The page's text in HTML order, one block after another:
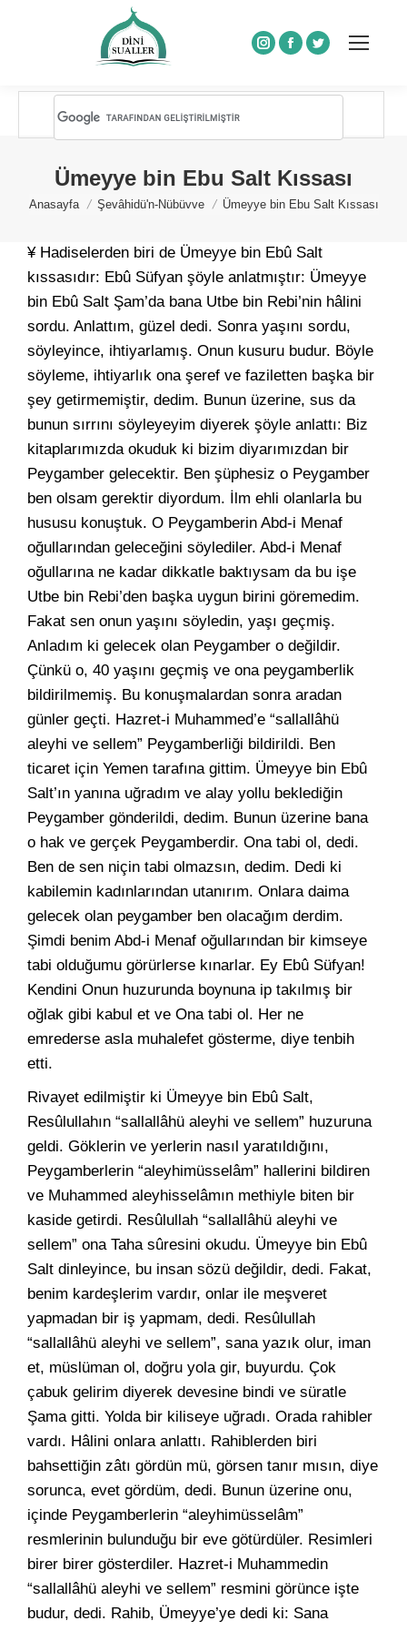
Instagram
Facebook
Twitter
Ümeyye bin Ebu Salt Kıssası
You are here:
Anasayfa Şevâhidü'n-Nübüvve Ümeyye bin Ebu Salt Kıssası
¥ Hadiselerden biri de Ümeyye bin Ebû Salt
kıssasıdır: Ebû Süfyan şöyle anlatmıştır: Ümeyye
bin Ebû Salt Şam’da bana Utbe bin Rebi’nin hâlini
sordu. Anlattım, güzel dedi. Sonra yaşını sordu,
söyleyince, ihtiyarlamış. Onun kusuru budur. Böyle
söyleme, ihtiyarlık ona şeref ve faziletten başka bir
şey getirmemiştir, dedim. Bunun üzerine, sus da
bunun sırrını söyleyeyim diyerek şöyle anlattı: Biz
kitaplarımızda okuduk ki bizim diyarımızdan bir
Peygamber gelecektir. Ben şüphesiz o Peygamber
ben olsam gerektir diyordum. İlm ehli olanlarla bu
hususu konuştuk. O Peygamberin Abd-i Menaf
oğullarından geleceğini söylediler. Abd-i Menaf
oğullarına ne kadar dikkatle baktıysam da bu işe
Utbe bin Rebi’den başka uygun birini göremedim.
Fakat sen onun yaşını söyledin, yaşı geçmiş.
Anladım ki gelecek olan Peygamber o değildir.
Çünkü o, 40 yaşını geçmiş ve ona peygamberlik
bildirilmemiş. Bu konuşmalardan sonra aradan
günler geçti. Hazret-i Muhammed’e “sallallâhü
aleyhi ve sellem” Peygamberliği bildirildi. Ben
ticaret için Yemen tarafına gittim. Ümeyye bin Ebû
Salt’ın yanına uğradım ve alay yollu beklediğin
Peygamber gönderildi, dedim. Bunun üzerine bana
o hak ve gerçek Peygamberdir. Ona tabi ol, dedi.
Ben de sen niçin tabi olmazsın, dedim. Dedi ki
kabilemin kadınlarından utanırım. Onlara daima
gelecek olan peygamber ben olacağım derdim.
Şimdi benim Abd-i Menaf oğullarından bir kimseye
tabi olduğumu görürlerse kınarlar. Ey Ebû Süfyan!
Kendini Onun huzurunda boynuna ip takılmış bir
oğlak gibi kabul et ve Ona tabi ol. Her ne
emrederse asla muhalefet gösterme, diye tenbih
etti.
Rivayet edilmiştir ki Ümeyye bin Ebû Salt,
Resûlullahın “sallallâhü aleyhi ve sellem” huzuruna
geldi. Göklerin ve yerlerin nasıl yaratıldığını,
Peygamberlerin “aleyhimüsselâm” hallerini bildiren
ve Muhammed aleyhisselâmın methiyle biten bir
kaside getirdi. Resûlullah “sallallâhü aleyhi ve
sellem” ona Taha sûresini okudu. Ümeyye bin Ebû
Salt dinleyince, bu insan sözü değildir, dedi. Fakat,
benim kardeşlerim vardır, onlar ile meşveret
yapmadan bir iş yapmam, dedi. Resûlullah
“sallallâhü aleyhi ve sellem”, sana yazık olur, iman
et, müslüman ol, doğru yola gir, buyurdu. Çok
çabuk gelirim diyerek devesine bindi ve süratle
Şama gitti. Yolda bir kiliseye uğradı. Orada rahibler
vardı. Hâlini onlara anlattı. Rahiblerden biri
bahsettiğin zâtı gördün mü, görsen tanır mısın, diye
sorunca, evet gördüm, dedi. Bunun üzerine onu,
içinde Peygamberlerin “aleyhimüsselâm”
resmlerinin bulunduğu bir eve götürdüler. Resimleri
birer birer gösterdiler. Hazret-i Muhammedin
“sallallâhü aleyhi ve sellem” resmini görünce işte
budur, dedi. Rahib, Ümeyye’ye dedi ki: Sana